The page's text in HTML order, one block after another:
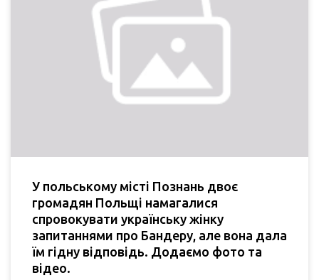
У польському місті Познань двоє
громадян Польщі намагалися
спровокувати українську жінку
запитаннями про Бандеру, але вона дала
їм гідну відповідь. Додаємо фото та
відео.